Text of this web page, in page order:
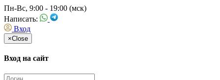
Пн-Вс, 9:00 - 19:00 (мск)
Написать:
Вход
×Close
Вход на сайт